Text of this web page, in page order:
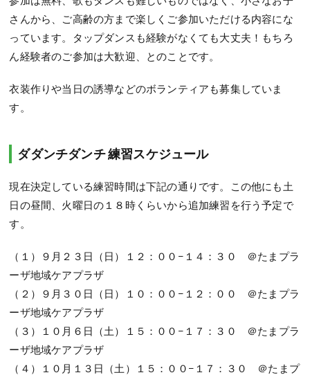
さんから、ご高齢の方まで楽しくご参加いただける内容にな
っています。タップダンスも経験がなくても大丈夫！もちろ
ん経験者のご参加は大歓迎、とのことです。
衣装作りや当日の誘導などのボランティアも募集していま
す。
ダダンチダンチ 練習スケジュール
現在決定している練習時間は下記の通りです。この他にも土
日の昼間、火曜日の１８時くらいから追加練習を行う予定で
す。
（１）９月２３日（日）１２：００−１４：３０ ＠たまプラ
ーザ地域ケアプラザ
（２）９月３０日（日）１０：００−１２：００ ＠たまプラ
ーザ地域ケアプラザ
（３）１０月６日（土）１５：００−１７：３０ ＠たまプラ
ーザ地域ケアプラザ
（４）１０月１３日（土）１５：００−１７：３０ ＠たまプ